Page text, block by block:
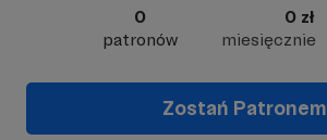
0
patronów
0 zł
miesięcznie
Zostań Patronem